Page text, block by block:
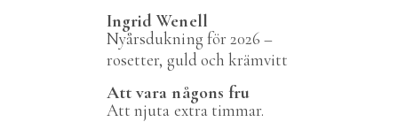
Ingrid Wenell
Nyårsdukning för 2026 –
rosetter, guld och krämvitt
Att vara någons fru
Att njuta extra timmar.